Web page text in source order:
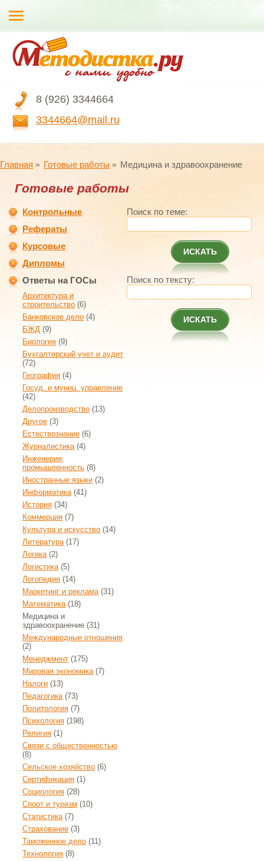
8 (926) 3344664
3344664@mail.ru
Главная Готовые работы Медицина и здравоохранение
Готовые работы
Контрольные
Рефераты
Курсовые
Дипломы
Ответы на ГОСы
Архитектура и
строительство (6)
Банковское дело (4)
БЖД (9)
Биология (9)
Бухгалтерский учет и аудит
(72)
География (4)
Госуд. и муниц. управление
(42)
Делопроизводство (13)
Другое (3)
Естествознание (6)
Журналистика(4)
Инженерия,
промышленность (8)
Иностранные языки (2)
Информатика(41)
История (34)
Коммерция (7)
Культура и искусство (14)
Литература(17)
Логика(2)
Логистика(5)
Логопедия (14)
Маркетинг и реклама(31)
Математика(18)
Медицина и
здравоохранение (31)
Международные отношения
(2)
Менеджмент (175)
Мировая экономика(7)
Налоги (13)
Педагогика(73)
Политология (7)
Психология (198)
Религия (1)
Связи с общественностью
(8)
Сельское хозяйство (6)
Сертификация (1)
Социология (28)
Спорт и туризм (10)
Статистика(7)
Страхование (3)
Таможенное дело (11)
Технология (8)
Поиск по теме:
ИСКАТЬ
Поиск по тексту:
ИСКАТЬ